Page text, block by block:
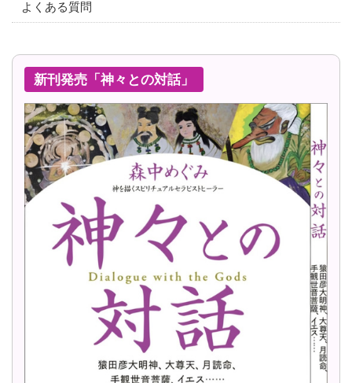
よくある質問
新刊発売「神々との対話」